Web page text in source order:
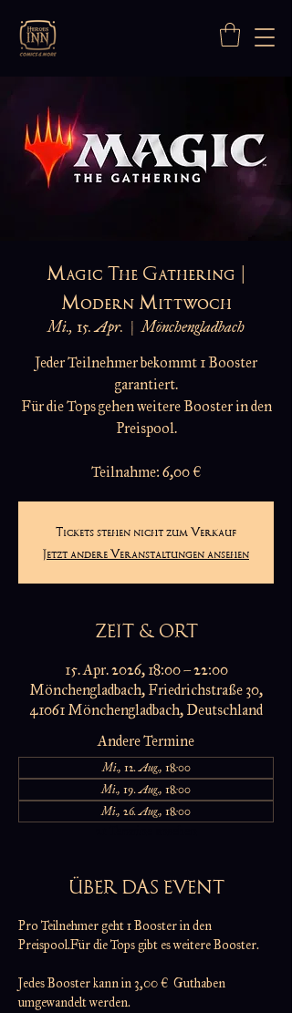
Magic The Gathering |
Modern Mittwoch
Mi., 15. Apr.
  |
Mönchengladbach
Jeder Teilnehmer bekommt 1 Booster
garantiert.
Für die Tops gehen weitere Booster in den
Preispool.
Teilnahme: 6,00 €
Tickets stehen nicht zum Verkauf
Jetzt andere Veranstaltungen ansehen
ZEIT & ORT
15. Apr. 2026, 18:00 – 22:00
Mönchengladbach, Friedrichstraße 30,
41061 Mönchengladbach, Deutschland
Andere Termine
Mi., 12. Aug., 18:00
Mi., 19. Aug., 18:00
Mi., 26. Aug., 18:00
ÜBER DAS EVENT
Pro Teilnehmer geht 1 Booster in den
Preispool.Für die Tops gibt es weitere Booster.
Jedes Booster kann in 3,00 €  Guthaben
umgewandelt werden.